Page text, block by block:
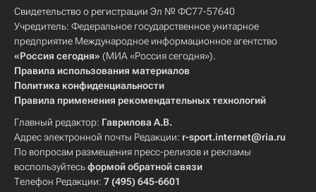
Свидетельство о регистрации Эл № ФС77-57640
Учредитель: Федеральное государственное унитарное
предприятие Международное информационное агентство
«Россия сегодня» (МИА «Россия сегодня»).
Правила использования материалов
Политика конфиденциальности
Правила применения рекомендательных технологий
Главный редактор: Гаврилова А.В.
Адрес электронной почты Редакции: r-sport.internet@ria.ru
По вопросам размещения пресс-релизов и рекламы
воспользуйтесьформой обратной связи
Телефон Редакции: 7 (495) 645-6601